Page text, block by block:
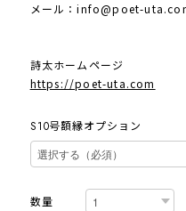
メール：info@poet-
詩太ホームページ
https://poet-uta.com
S10号額縁オプション
数量